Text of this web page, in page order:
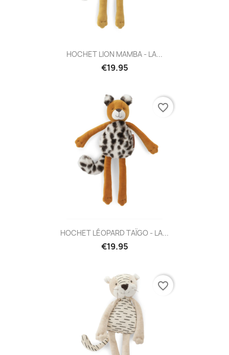
HOCHET LION MAMBA - LA...
€19.95
HOCHET LÉOPARD TAÏGO - LA...
€19.95
favorite_border
favorite_border